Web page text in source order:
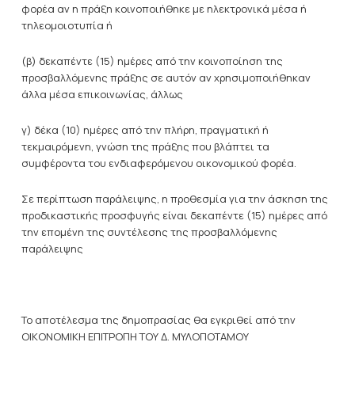
φορέα αν η πράξη κοινοποιήθηκε με ηλεκτρονικά μέσα ή
τηλεομοιοτυπία ή
(β) δεκαπέντε (15) ημέρες από την κοινοποίηση της
προσβαλλόμενης πράξης σε αυτόν αν χρησιμοποιήθηκαν
άλλα μέσα επικοινωνίας, άλλως
γ) δέκα (10) ημέρες από την πλήρη, πραγματική ή
τεκμαιρόμενη, γνώση της πράξης που βλάπτει τα
συμφέροντα του ενδιαφερόμενου οικονομικού φορέα.
Σε περίπτωση παράλειψης, η προθεσμία για την άσκηση της
προδικαστικής προσφυγής είναι δεκαπέντε (15) ημέρες από
την επομένη της συντέλεσης της προσβαλλόμενης
παράλειψης
Το αποτέλεσμα της δημοπρασίας θα εγκριθεί από την
ΟΙΚΟΝΟΜΙΚΗ ΕΠΙΤΡΟΠΗ ΤΟΥ Δ. ΜΥΛΟΠΟΤΑΜΟΥ